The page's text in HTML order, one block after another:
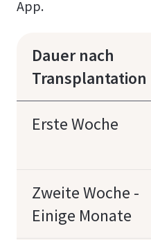
App.
Dauer nach
Transplantation
Erste Woche
Zweite Woche -
Einige Monate